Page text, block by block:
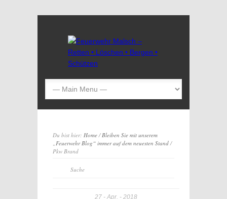
Du bist hier: Home/Bleiben Sie mit unserem
„Feuerwehr Blog“ immer auf dem neuesten Stand/
Pkw Brand
27 Apr. 2018